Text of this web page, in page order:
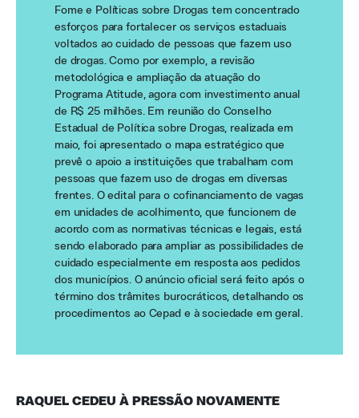
Fome e Políticas sobre Drogas tem concentrado
esforços para fortalecer os serviços estaduais
voltados ao cuidado de pessoas que fazem uso
de drogas. Como por exemplo, a revisão
metodológica e ampliação da atuação do
Programa Atitude, agora com investimento anual
de R$ 25 milhões. Em reunião do Conselho
Estadual de Política sobre Drogas, realizada em
maio, foi apresentado o mapa estratégico que
prevê o apoio a instituições que trabalham com
pessoas que fazem uso de drogas em diversas
frentes. O edital para o cofinanciamento de vagas
em unidades de acolhimento, que funcionem de
acordo com as normativas técnicas e legais, está
sendo elaborado para ampliar as possibilidades de
cuidado especialmente em resposta aos pedidos
dos municípios. O anúncio oficial será feito após o
término dos trâmites burocráticos, detalhando os
procedimentos ao Cepad e à sociedade em geral.
RAQUEL CEDEU À PRESSÃO NOVAMENTE